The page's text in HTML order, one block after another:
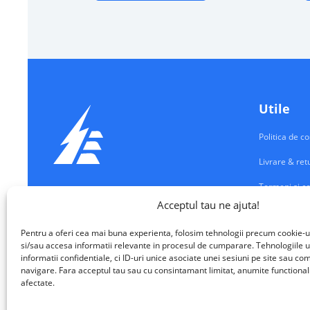
Acceptul tau ne ajuta!
Pentru a oferi cea mai buna experienta, folosim tehnologii precum cookie-
si/sau accesa informatii relevante in procesul de cumparare. Tehnologiile
informatii confidentiale, ci ID-uri unice asociate unei sesiuni pe site sau
navigare. Fara acceptul tau sau cu consintamant limitat, anumite
afectate.
Echipamente Electrice
Utile
Politica de
Livrare &
Termeni si
Contul meu
Contact